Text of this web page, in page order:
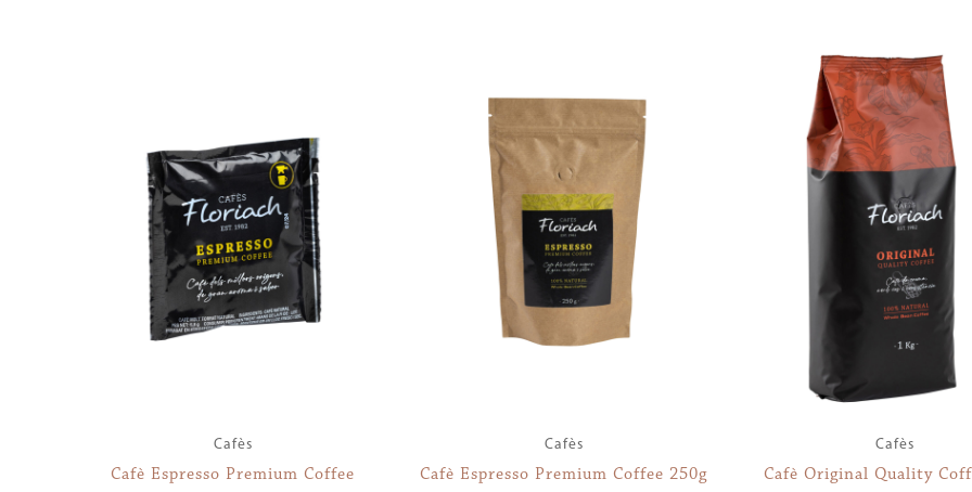
Cafès
Cafè Espresso Premium Coffee
Cafès
Cafè Espresso Premium Coffee 250g
Cafès
Cafè Original Quality